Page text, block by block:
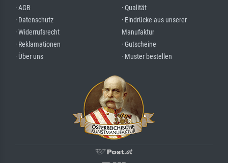
· AGB
· Datenschutz
· Widerrufsrecht
· Reklamationen
· Über uns
· Qualität
· Eindrücke aus unserer
Manufaktur
· Gutscheine
· Muster bestellen